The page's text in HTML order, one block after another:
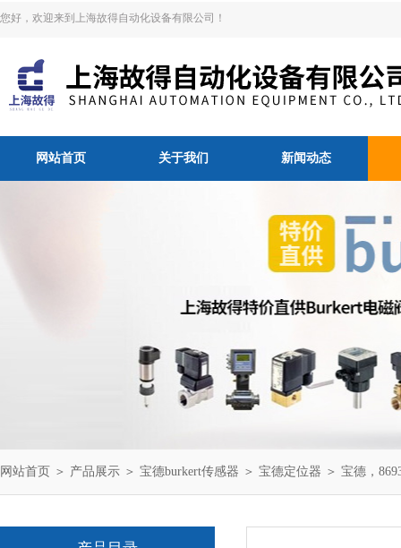
您好，欢迎来到上海故得自动化设备有限公司！
网站首页 关于我们 新闻动态
网站首页 ＞ 产品展示 ＞ 宝德burkert传感器 ＞ 宝德定位器 ＞ 宝德，